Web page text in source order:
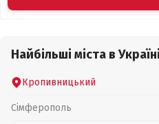
Найбільші міста в Україні
Кропивницький
Сімферополь